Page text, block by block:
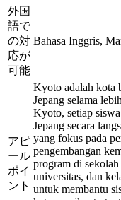
外国
語で
の対
応が
可能
Bahasa Inggris,
アピ
ール
ポイ
ント
Kyoto adalah kota
Jepang selama
Kyoto, setiap
Jepang secara
yang fokus pada
pengembangan
program di
universitas, dan
untuk membantu